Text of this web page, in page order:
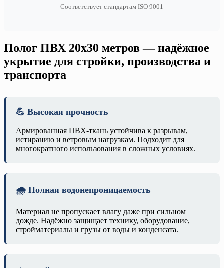
Соответствует стандартам ISO 9001
Полог ПВХ 20х30 метров — надёжное
укрытие для стройки, производства и
транспорта
💪 Высокая прочность
Армированная ПВХ-ткань устойчива к разрывам,
истиранию и ветровым нагрузкам. Подходит для
многократного использования в сложных условиях.
🌧️ Полная водонепроницаемость
Материал не пропускает влагу даже при сильном
дожде. Надёжно защищает технику, оборудование,
стройматериалы и грузы от воды и конденсата.